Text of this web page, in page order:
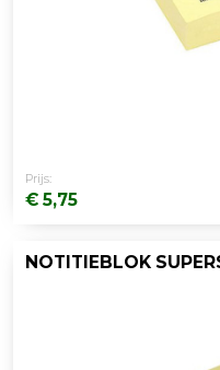
Prijs:
€ 5,75